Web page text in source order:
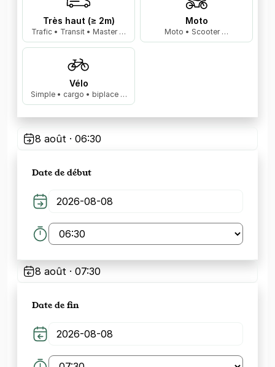
Très haut (≥ 2m)
Trafic • Transit • Master …
Moto
Moto • Scooter …
Vélo
Simple • cargo • biplace …
8 août · 06:30
Date de début
8 août · 07:30
Date de fin